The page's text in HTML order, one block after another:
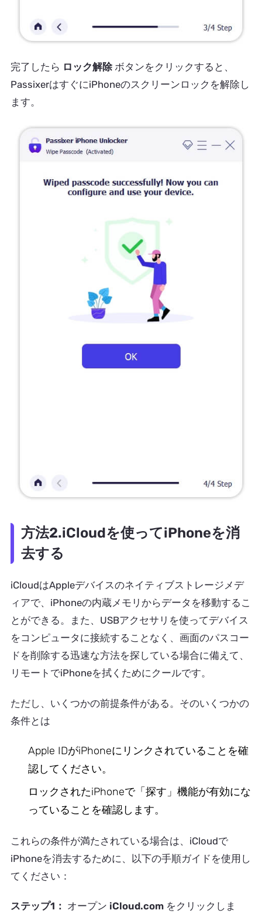
完了したら ロック解除ボタンをクリックすると、
PassixerはすぐにiPhoneのスクリーンロックを解除し
ます。
方法2.iCloudを使ってiPhoneを消
去する
iCloudはAppleデバイスのネイティブストレージメデ
ィアで、iPhoneの内蔵メモリからデータを移動するこ
とができる。また、USBアクセサリを使ってデバイス
をコンピュータに接続することなく、画面のパスコー
ドを削除する迅速な方法を探している場合に備えて、
リモートでiPhoneを拭くためにクールです。
ただし、いくつかの前提条件がある。そのいくつかの
条件とは
Apple IDがiPhoneにリンクされていることを確
認してください。
ロックされたiPhoneで「探す」機能が有効にな
っていることを確認します。
これらの条件が満たされている場合は、iCloudで
iPhoneを消去するために、以下の手順ガイドを使用し
てください：
ステップ1： オープン iCloud.comをクリックしま